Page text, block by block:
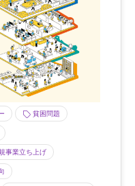
貧困問題
事業立ち上げ